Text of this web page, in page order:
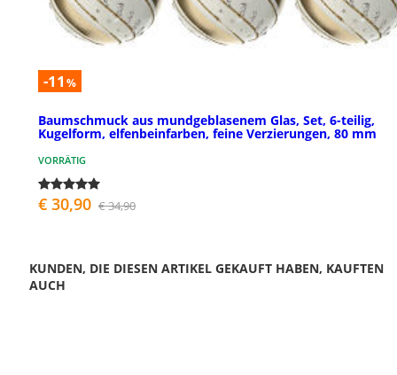
-11 %
Baumschmuck aus mundgeblasenem Glas, Set, 6-teilig,
Kugelform, elfenbeinfarben, feine Verzierungen, 80 mm
VORRÄTIG
€ 30,90 € 34,90
KUNDEN, DIE DIESEN ARTIKEL GEKAUFT HABEN, KAUFTEN
AUCH